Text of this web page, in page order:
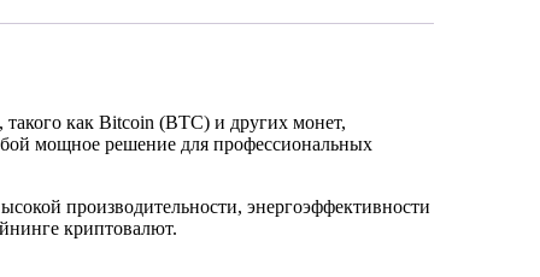
как Bitcoin (BTC) и других монет,
мощное решение для профессиональных
производительности, энергоэффективности
криптовалют.